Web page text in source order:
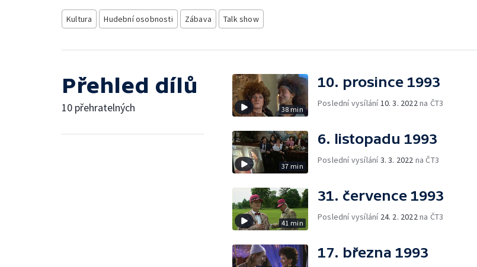
Kultura Hudební osobnosti Zábava Talk show
Přehled dílů
10 přehratelných 38 min
10. prosince 1993
Poslední vysílání10. 3. 2022na ČT3
37 min
6. listopadu 1993
Poslední vysílání3. 3. 2022 na ČT3
41 min
31. července 1993
Poslední vysílání 24. 2. 2022na ČT3
17. března 1993